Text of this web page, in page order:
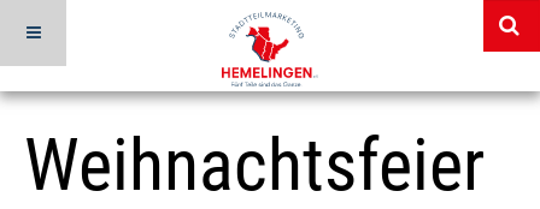
Weihnachtsfeier